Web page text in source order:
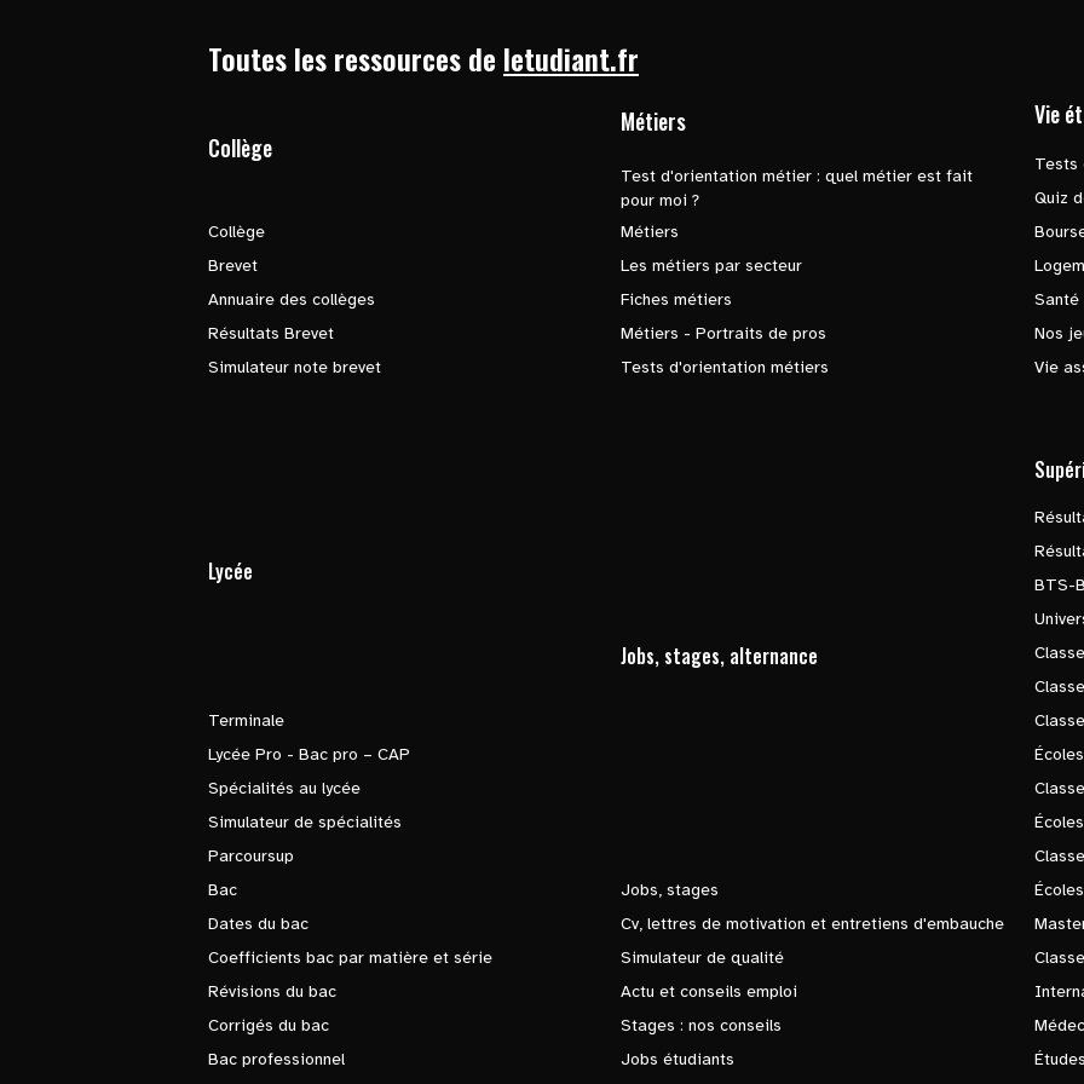
Toutes les ressources de letudiant.fr
Collège
Collège
Brevet
Annuaire des collèges
Résultats Brevet
Simulateur note brevet
Métiers
Test d'orientation métier : quel métier est fait
pour moi ?
Métiers
Les métiers par secteur
Fiches métiers
Métiers - Portraits de pros
Tests d'orientation métiers
Vie
Tests
Quiz
Santé
Nos
Vie
Lycée
Terminale
Lycée Pro - Bac pro – CAP
Spécialités au lycée
Simulateur de spécialités
Parcoursup
Bac
Dates du bac
Coefficients bac par matière et série
Révisions du bac
Corrigés du bac
Bac professionnel
Jobs, stages, alternance
Jobs, stages
Cv, lettres de motivation et entretiens d'embauche
Simulateur de qualité
Actu et conseils emploi
Stages : nos conseils
Jobs étudiants
BTS-